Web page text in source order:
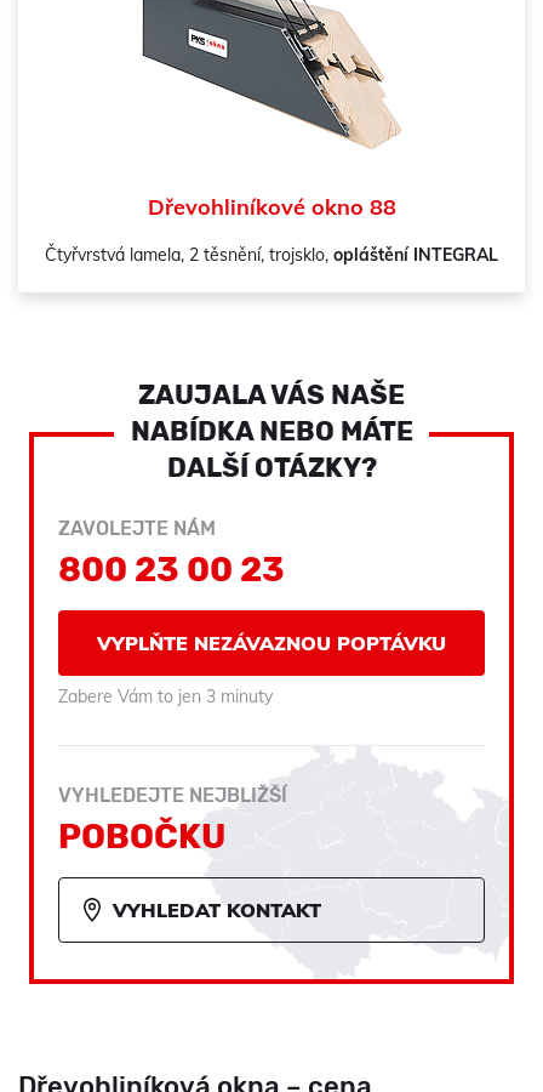
Dřevohliníkové okno 88
Čtyřvrstvá lamela, 2 těsnění, trojsklo, opláštění INTEGRAL
ZAUJALA VÁS NAŠE
NABÍDKA NEBO MÁTE
DALŠÍ OTÁZKY?
ZAVOLEJTE NÁM
800 23 00 23
VYPLŇTE NEZÁVAZNOU POPTÁVKU
Zabere Vám to jen 3 minuty
VYHLEDEJTE NEJBLIŽŠÍ
POBOČKU
VYHLEDAT KONTAKT